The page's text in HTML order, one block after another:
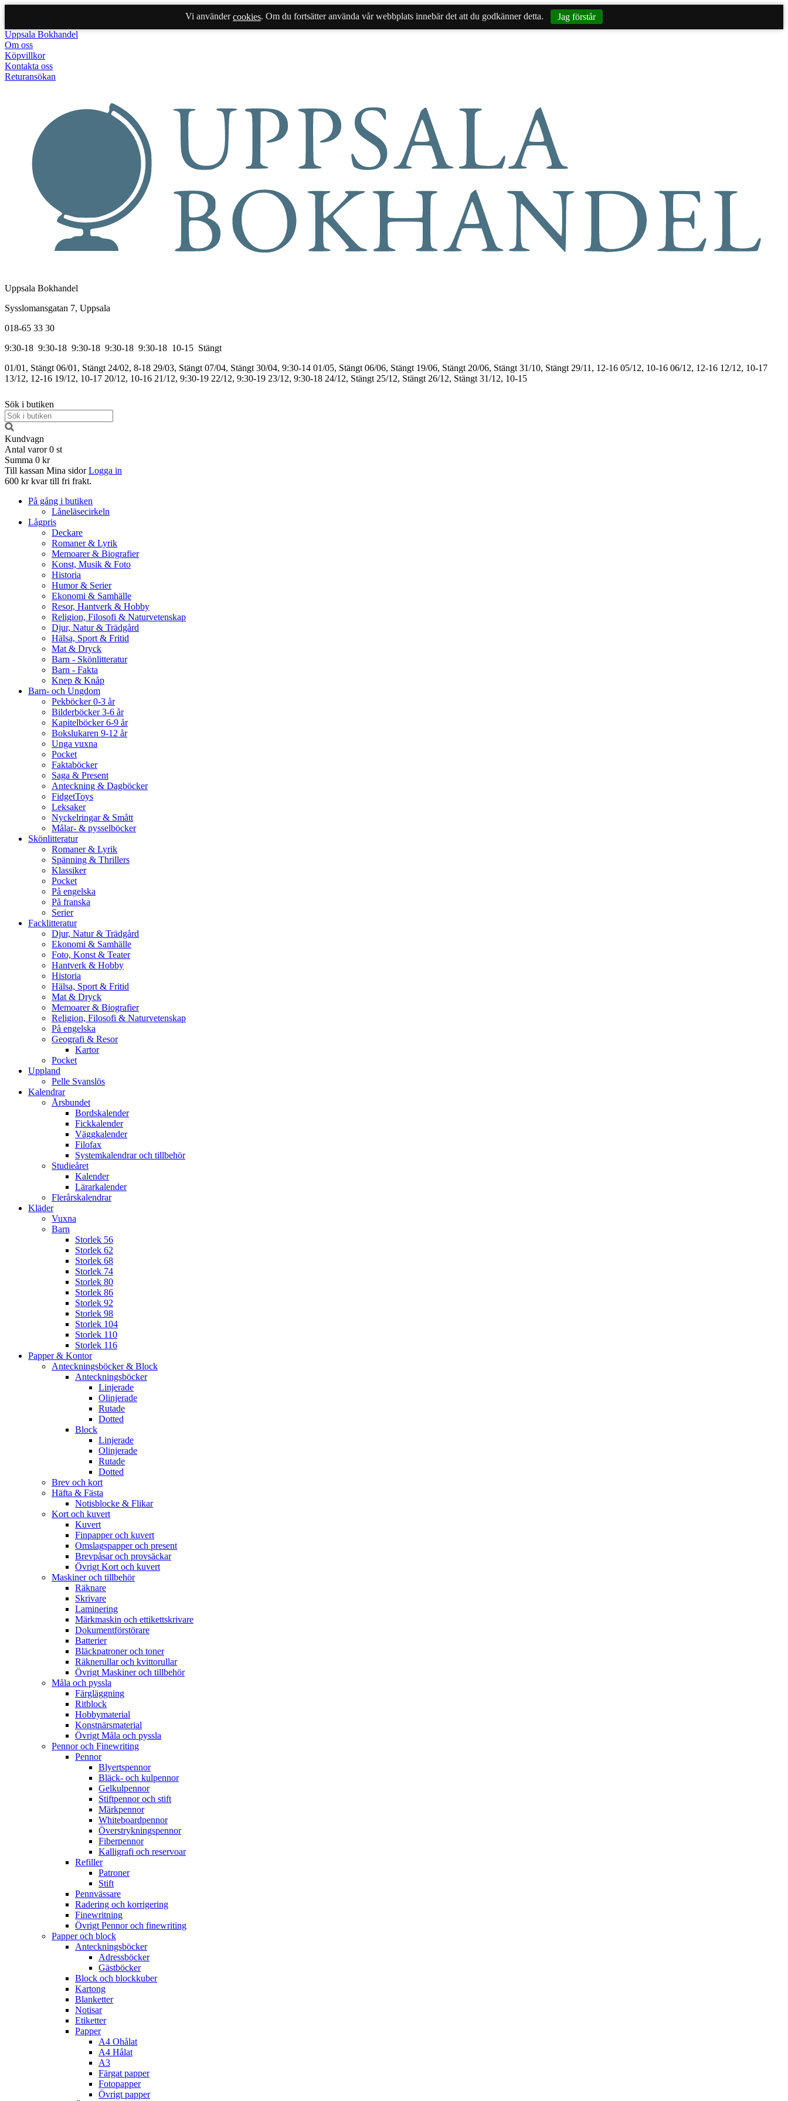
Vi användercookies. Om du fortsätter använda vår webbplats innebär det att du godkänner detta.
Jag förstår
Uppsala Bokhandel
Om oss
Köpvillkor
Kontakta oss
Returansökan
Uppsala Bokhandel
Sysslomansgatan 7, Uppsala
018-65 33 30
9:30-18 9:30-18 9:30-18 9:30-18 9:30-18 10-15 Stängt
01/01, Stängt 06/01, Stängt 24/02, 8-18 29/03, Stängt 07/04, Stängt 30/04, 9:30-14 01/05, Stängt 06/06, Stängt 19/06, Stängt 20/06, Stängt 31/10, Stängt 29/11, 12-16 05/12, 10-16 06/12, 12-16 12/12, 10-17
13/12, 12-16 19/12, 10-17 20/12, 10-16 21/12, 9:30-19 22/12, 9:30-19 23/12, 9:30-18 24/12, Stängt 25/12, Stängt 26/12, Stängt 31/12, 10-15
Sök i butiken
Kundvagn
Antal varor 0 st
Summa 0 kr
Till kassan Mina sidor Logga in
600 kr kvar till fri frakt.
På gång i butiken
Låneläsecirkeln
Lågpris
Deckare
Romaner & Lyrik
Memoarer & Biografier
Konst, Musik & Foto
Historia
Humor & Serier
Ekonomi & Samhälle
Resor, Hantverk & Hobby
Religion, Filosofi & Naturvetenskap
Djur, Natur & Trädgård
Hälsa, Sport & Fritid
Mat & Dryck
Barn - Skönlitteratur
Barn - Fakta
Knep & Knåp
Barn- och Ungdom
Pekböcker 0-3 år
Bilderböcker 3-6 år
Kapitelböcker 6-9 år
Bokslukaren 9-12 år
Unga vuxna
Pocket
Faktaböcker
Saga & Present
Anteckning & Dagböcker
FidgetToys
Leksaker
Nyckelringar & Smått
Målar- & pysselböcker
Skönlitteratur
Romaner & Lyrik
Spänning & Thrillers
Klassiker
Pocket
På engelska
På franska
Serier
Facklitteratur
Djur, Natur & Trädgård
Ekonomi & Samhälle
Foto, Konst & Teater
Hantverk & Hobby
Historia
Hälsa, Sport & Fritid
Mat & Dryck
Memoarer & Biografier
Religion, Filosofi & Naturvetenskap
På engelska
Geografi & Resor
Kartor
Pocket
Uppland
Pelle Svanslös
Kalendrar
Årsbundet
Bordskalender
Fickkalender
Väggkalender
Filofax
Systemkalendrar och tillbehör
Studieåret
Kalender
Lärarkalender
Flerårskalendrar
Kläder
Vuxna
Barn
Storlek 56
Storlek 62
Storlek 68
Storlek 74
Storlek 80
Storlek 86
Storlek 92
Storlek 98
Storlek 104
Storlek 110
Storlek 116
Papper & Kontor
Anteckningsböcker & Block
Anteckningsböcker
Linjerade
Olinjerade
Rutade
Dotted
Block
Linjerade
Olinjerade
Rutade
Dotted
Brev och kort
Häfta & Fästa
Notisblocke & Flikar
Kort och kuvert
Kuvert
Finpapper och kuvert
Omslagspapper och present
Brevpåsar och provsäckar
Övrigt Kort och kuvert
Maskiner och tillbehör
Räknare
Skrivare
Laminering
Märkmaskin och ettikettskrivare
Dokumentförstörare
Batterier
Bläckpatroner och toner
Räknerullar och kvittorullar
Övrigt Maskiner och tillbehör
Måla och pyssla
Färgläggning
Ritblock
Hobbymaterial
Konstnärsmaterial
Övrigt Måla och pyssla
Pennor och Finewriting
Pennor
Blyertspennor
Bläck- och kulpennor
Gelkulpennor
Stiftpennor och stift
Märkpennor
Whiteboardpennor
Överstrykningspennor
Fiberpennor
Kalligrafi och reservoar
Refiller
Patroner
Stift
Pennvässare
Radering och korrigering
Finewritning
Övrigt Pennor och finewriting
Papper och block
Anteckningsböcker
Adressböcker
Gästböcker
Block och blockkuber
Kartong
Blanketter
Notisar
Etiketter
Papper
A4 Ohålat
A4 Hålat
A3
Färgat papper
Fotopapper
Övrigt papper